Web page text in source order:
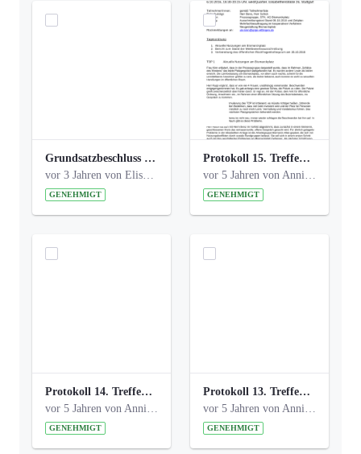
Grundsatzbeschluss Bismarckplatz_440_2021.pdf
vor 3 Jahren von Elisa Söll
GENEHMIGT
Protokoll 15. Treffen 20161006 AG Bismarckplatz.pdf
vor 5 Jahren von Anni Schlumberger
GENEHMIGT
Protokoll 14. Treffen 20160613 AG Bismarckplatz.pdf
vor 5 Jahren von Anni Schlumberger
GENEHMIGT
Protokoll 13. Treffen 20151130 AG Bismarckplatz.pdf
vor 5 Jahren von Anni Schlumberger
GENEHMIGT